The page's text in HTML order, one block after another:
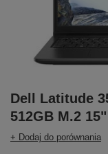
Dell Latitude
512GB M.2
+ Dodaj do porównania